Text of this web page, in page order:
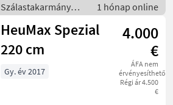
Szálastakarmány
betakarítók / Hegyi
gépesítés
1 hónap online
HeuMax Spezial
220 cm
4.000
€
ÁFA nem
érvényesíthető
Régi ár 4.500
€
Gy. év 2017